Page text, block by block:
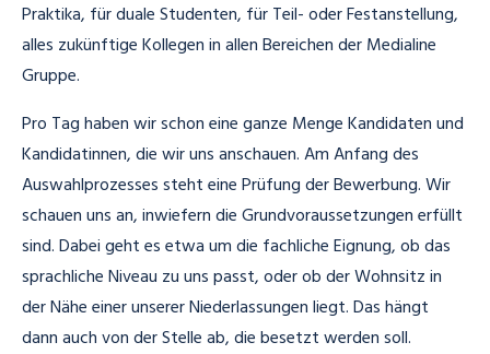
Praktika, für duale Studenten, für Teil- oder Festanstellung,
alles zukünftige Kollegen in allen Bereichen der Medialine
Gruppe.
Pro Tag haben wir schon eine ganze Menge Kandidaten und
Kandidatinnen, die wir uns anschauen. Am Anfang des
Auswahlprozesses steht eine Prüfung der Bewerbung. Wir
schauen uns an, inwiefern die Grundvoraussetzungen erfüllt
sind. Dabei geht es etwa um die fachliche Eignung, ob das
sprachliche Niveau zu uns passt, oder ob der Wohnsitz in
der Nähe einer unserer Niederlassungen liegt. Das hängt
dann auch von der Stelle ab, die besetzt werden soll.